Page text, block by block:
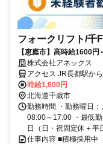
フォークリフト/千
【恵庭市】高時給1600
日祝休み＋希望休OK
株式会社アネックス
アクセス JR長都駅か
時給1,600円
北海道千歳市
勤務時間 ・勤務曜日
08:00～17:00 ・最低
日（日・祝固定休＋
仕事内容 ■積極採用中